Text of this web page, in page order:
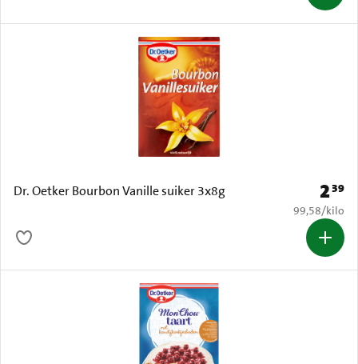
Dr. Oetker Bourbon Vanille suiker 3x8g Prijs:
239
€ 99,58 per
99,58/kilo